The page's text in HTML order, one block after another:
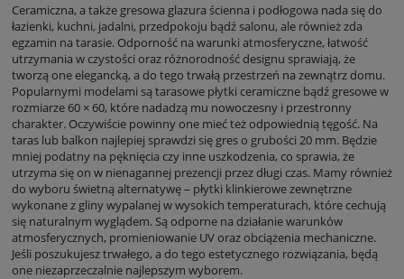
Ceramiczna, a także gresowa glazura ścienna i podłogowa nada się do
łazienki, kuchni, jadalni, przedpokoju bądź salonu, ale również zda
egzamin na tarasie. Odporność na warunki atmosferyczne, łatwość
utrzymania w czystości oraz różnorodność designu sprawiają, że
tworzą one elegancką, a do tego trwałą przestrzeń na zewnątrz domu.
Popularnymi modelami są tarasowe płytki ceramiczne bądź gresowe w
rozmiarze 60 × 60, które nadadzą mu nowoczesny i przestronny
charakter. Oczywiście powinny one mieć też odpowiednią tęgość. Na
taras lub balkon najlepiej sprawdzi się gres o grubości 20 mm. Będzie
mniej podatny na pęknięcia czy inne uszkodzenia, co sprawia, że
utrzyma się on w nienagannej prezencji przez długi czas. Mamy również
do wyboru świetną alternatywę – płytki klinkierowe zewnętrzne
wykonane z gliny wypalanej w wysokich temperaturach, które cechują
się naturalnym wyglądem. Są odporne na działanie warunków
atmosferycznych, promieniowanie UV oraz obciążenia mechaniczne.
Jeśli poszukujesz trwałego, a do tego estetycznego rozwiązania, będą
one niezaprzeczalnie najlepszym wyborem.